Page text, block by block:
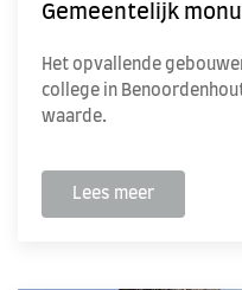
Gemeentelijk
Het opvallende
college in
waarde.
Lees meer